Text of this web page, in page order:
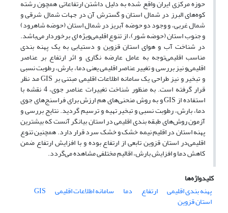
حوزه مرکزی ایران واقع شده به دلیل داشتن ارتفاعاتی همچون رشته
کوه‌های البرز در شمال استان و گسترش آن در جهات شمال شرقی و
شمال غربی، و وجود دو حوضه آبریز در شمال استان (حوضه شاهرود)
و جنوب استان (حوضه شور)، از تنوع اقلیمی‌ویژه ای برخوردار می‌باشد.
در شناخت آب و هوای استان قزوین و دستیابی به یک پهنه بندی
مناسب اقلیمی‌توجه به عامل عارضه نگاری و اثر ارتفاع بر عناصر
اقلیمی‌و نیز بررسی و تغییر عناصر اقلیمی ‌یعنی دما، بارش، رطوبت نسبی
و تبخیر و نیز طراحی یک سامانه اطلاعات اقلیمی ‌مبتنی بر GIS مد نظر
قرار گرفته است. به منظور شناخت تغییرات عناصر جوی، 4 نقشه با
استفاده از GIS و به روش منحنی‌های هم ارزش برای فراسنج‌های جوی
دما، بارش، رطوبت نسبی و تبخیر تهیه و ترسیم گردید. نتایج بررسی و
آزمون روش‌های طبقه بندی اقلیمی ‌در استان بیانگر آنست که بیشترین
پهنه استان در اقلیم نیمه خشک و خشک سرد قرار دارد. همچنین تنوع
اقلیمی‌در استان قزوین تابعی از ارتفاع بوده و با افزایش ارتفاع ضمن
کاهش دما و افزایش بارش، اقالیم مختلفی مشاهده می‌گردد.
کلیدواژه‌ها
پهنه بندی اقلیمی
ارتفاع دما سامانه اطلاعات اقلیمی GIS
استان قزوین